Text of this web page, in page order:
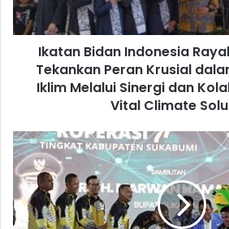
Ikatan Bidan Indonesia
Tekankan Peran Krusial
Iklim Melalui Sinergi dan
Vital Climate